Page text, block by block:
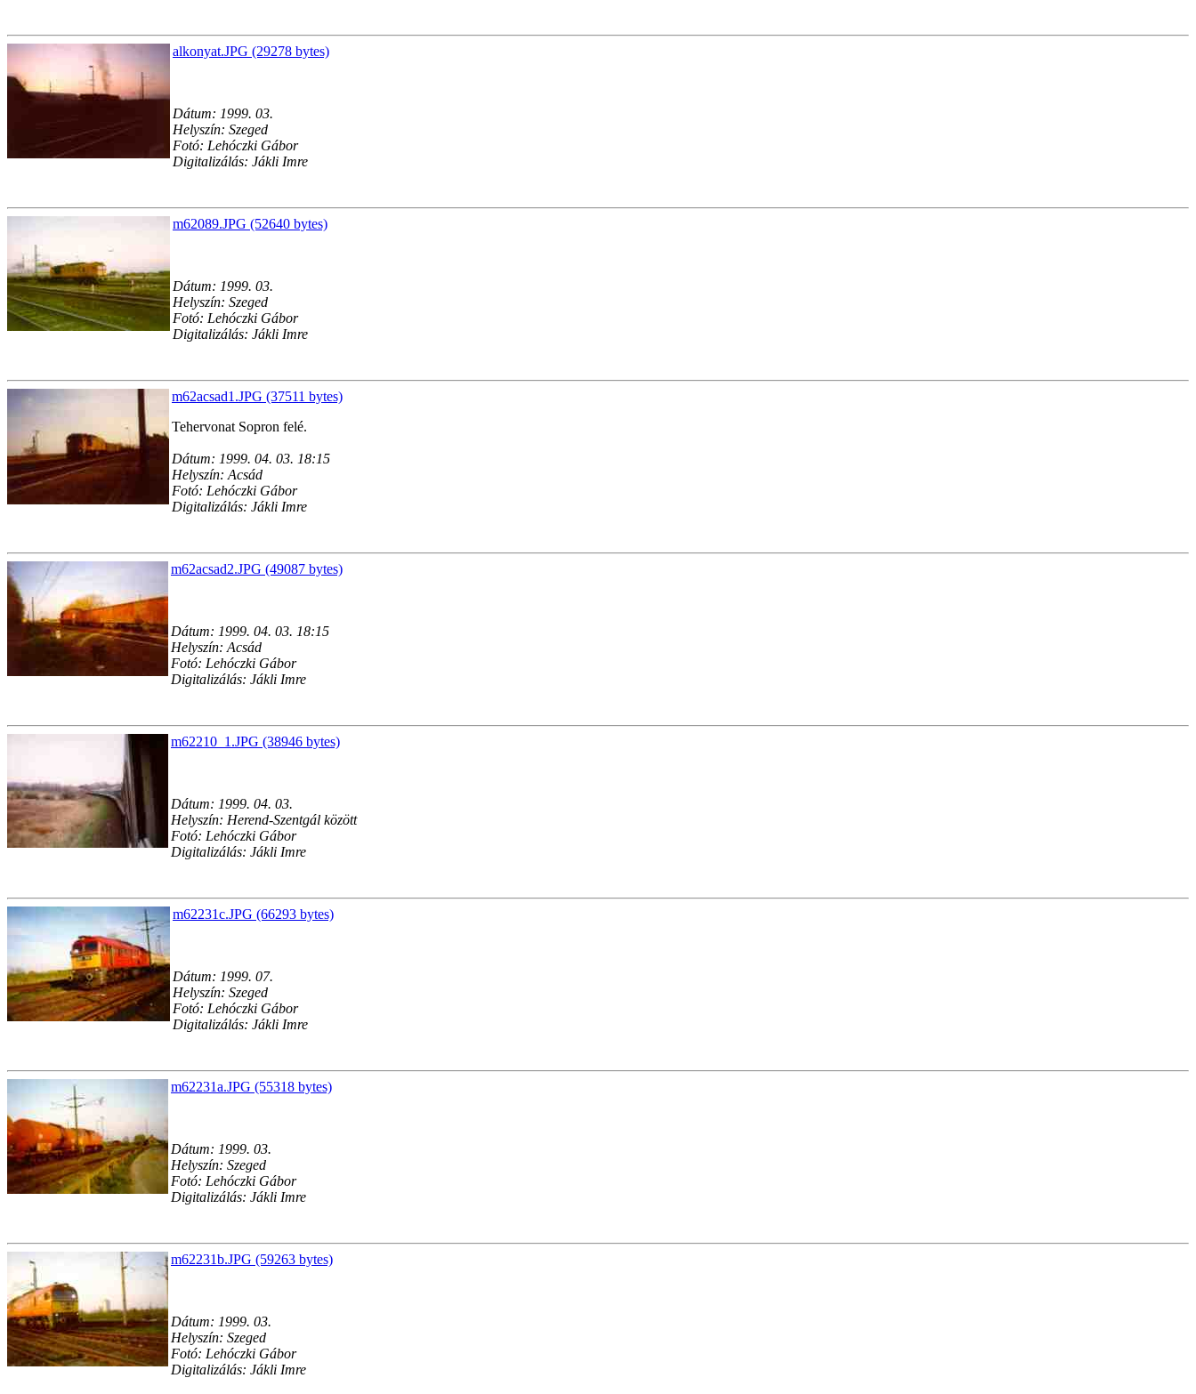
alkonyat.JPG (29278 bytes)
Dátum: 1999. 03.
Helyszín: Szeged
Fotó: Lehóczki Gábor
Digitalizálás: Jákli Imre
m62089.JPG (52640 bytes)
Dátum: 1999. 03.
Helyszín: Szeged
Fotó: Lehóczki Gábor
Digitalizálás: Jákli Imre
m62acsad1.JPG (37511 bytes)
Tehervonat Sopron felé.
Dátum: 1999. 04. 03. 18:15
Helyszín: Acsád
Fotó: Lehóczki Gábor
Digitalizálás: Jákli Imre
m62acsad2.JPG (49087 bytes)
Dátum: 1999. 04. 03. 18:15
Helyszín: Acsád
Fotó: Lehóczki Gábor
Digitalizálás: Jákli Imre
m62210_1.JPG (38946 bytes)
Dátum: 1999. 04. 03.
Helyszín: Herend-Szentgál között
Fotó: Lehóczki Gábor
Digitalizálás: Jákli Imre
m62231c.JPG (66293 bytes)
Dátum: 1999. 07.
Helyszín: Szeged
Fotó: Lehóczki Gábor
Digitalizálás: Jákli Imre
m62231a.JPG (55318 bytes)
Dátum: 1999. 03.
Helyszín: Szeged
Fotó: Lehóczki Gábor
Digitalizálás: Jákli Imre
m62231b.JPG (59263 bytes)
Dátum: 1999. 03.
Helyszín: Szeged
Fotó: Lehóczki Gábor
Digitalizálás: Jákli Imre